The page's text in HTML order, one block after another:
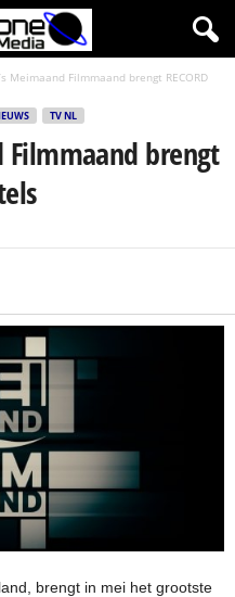
Meimaand Filmmaand brengt RECORD
TV NL
Filmmaand brengt
brengt in mei het grootste